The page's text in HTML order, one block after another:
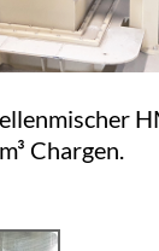
m³ Chargen.